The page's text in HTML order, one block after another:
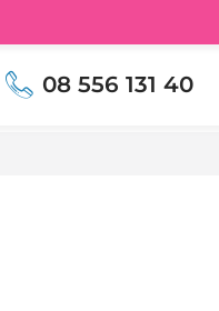
08 556 131 40